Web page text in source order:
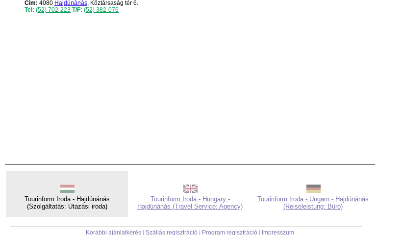
Cím: 4080 Hajdúnánás, Köztársaság tér 6.
Tel: (52) 702-223 T/F: (52) 382-076
Tourinform Iroda - Hajdúnánás
(Szolgáltatás: Utazási iroda)
Tourinform Iroda - Hungary -
Hajdúnánás (Travel Service: Agency)
Tourinform Iroda - Ungarn - Hajdúnánás
(Reiseleistung: Büro)
Korábbi ajánlatkérés Szállás regisztráció Program regisztráció Impresszum